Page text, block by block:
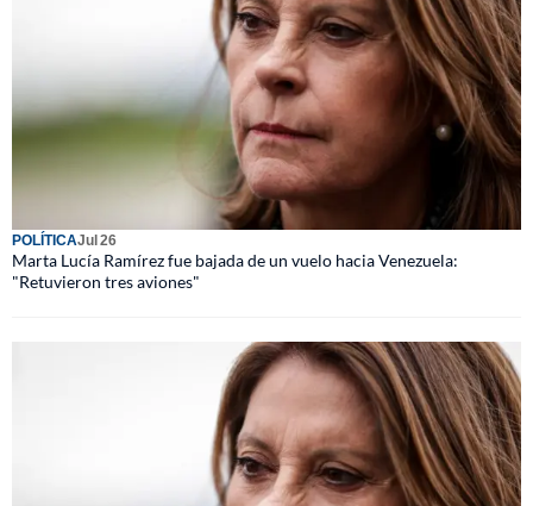
POLÍTICAJul 26
Marta Lucía Ramírez fue bajada de un vuelo hacia Venezuela:
"Retuvieron tres aviones"